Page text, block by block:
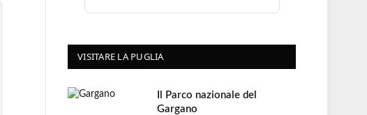
VISITARE LA PUGLIA
Il Parco nazionale del
Gargano